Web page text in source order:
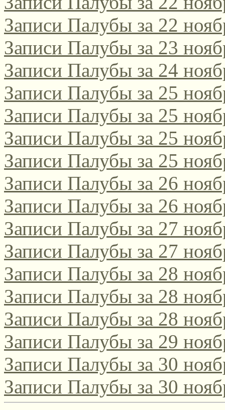
Записи Палубы за 22
Записи Палубы за 23
Записи Палубы за 24
Записи Палубы за 25
Записи Палубы за 25
Записи Палубы за 25
Записи Палубы за 25
Записи Палубы за 26
Записи Палубы за 26
Записи Палубы за 27
Записи Палубы за 27
Записи Палубы за 28
Записи Палубы за 28
Записи Палубы за 28
Записи Палубы за 29
Записи Палубы за 30
Записи Палубы за 30